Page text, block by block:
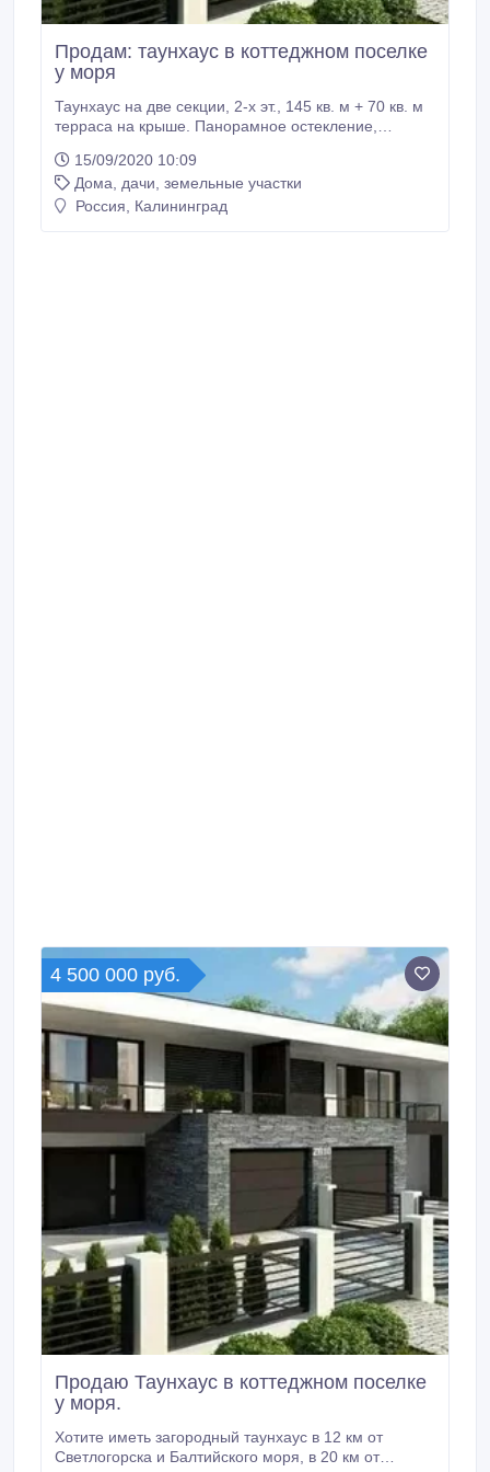
Продам: таунхаус в коттеджном поселке
у моря
Таунхаус на две секции, 2-х эт., 145 кв. м + 70 кв. м
терраса на крыше. Панорамное остекление,
два санузла, ванна, душ, гостиная с кухней, гараж.
Разведены коммуникации, отопление газовое,
автономное, вода скважина, сточная система
15/09/2020 10:09
Дома, дачи, земельные участки
Россия, Калининград
4 500 000 руб.
Продаю Таунхаус в коттеджном поселке
у моря.
Хотите иметь загородный таунхаус в 12 км от
Светлогорска и Балтийского моря, в 20 км от